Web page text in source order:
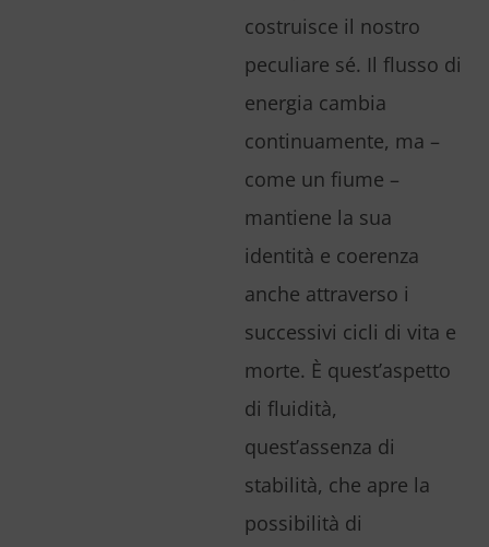
costruisce il nostro
peculiare sé. Il flusso di
energia cambia
continuamente, ma –
come un fiume –
mantiene la sua
identità e coerenza
anche attraverso i
successivi cicli di vita e
morte. È quest’aspetto
di fluidità,
quest’assenza di
stabilità, che apre la
possibilità di